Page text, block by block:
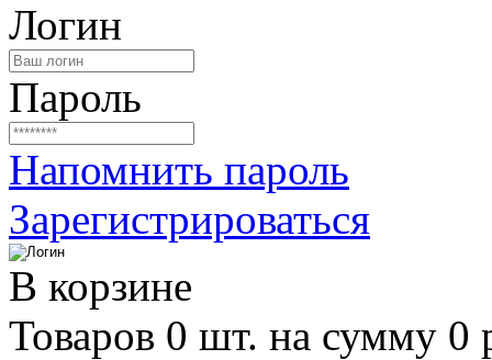
Логин
Пароль
Напомнить пароль
Зарегистрироваться
В корзине
Товаров 0 шт. на сумму 0